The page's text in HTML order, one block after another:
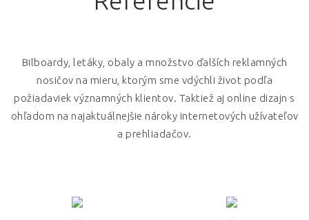
Bilboardy, letáky, obaly a množstvo ďalších reklamných
nosičov na mieru, ktorým sme vdýchli život podľa
požiadaviek významných klientov. Taktiež aj online dizajn s
ohľadom na najaktuálnejšie nároky internetových užívateľov
a prehliadačov.